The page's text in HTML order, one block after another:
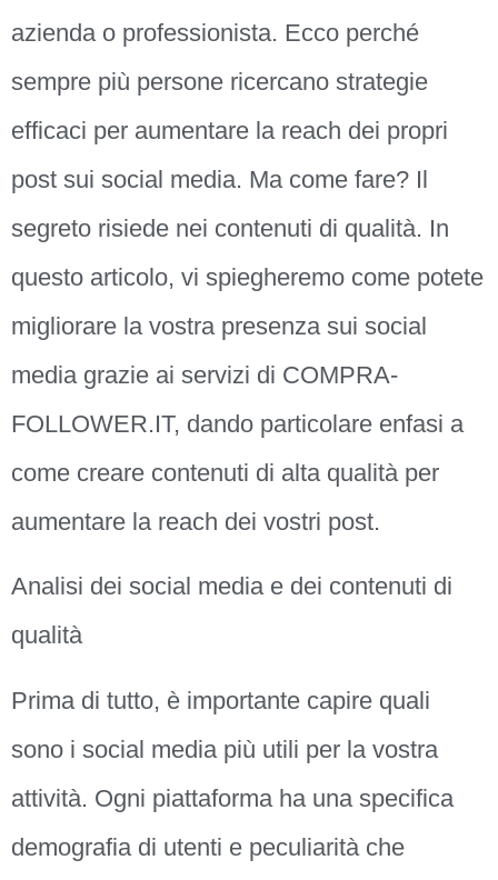
azienda o professionista. Ecco perché
sempre più persone ricercano strategie
efficaci per aumentare la reach dei propri
post sui social media. Ma come fare? Il
segreto risiede nei contenuti di qualità. In
questo articolo, vi spiegheremo come potete
migliorare la vostra presenza sui social
media grazie ai servizi di COMPRA-
FOLLOWER.IT, dando particolare enfasi a
come creare contenuti di alta qualità per
aumentare la reach dei vostri post.
Analisi dei social media e dei contenuti di
qualità
Prima di tutto, è importante capire quali
sono i social media più utili per la vostra
attività. Ogni piattaforma ha una specifica
demografia di utenti e peculiarità che